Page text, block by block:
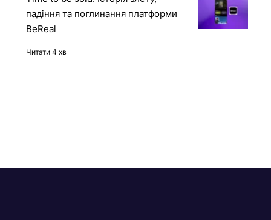
падіння та поглинання платформи
BeReal
Читати 4 хв